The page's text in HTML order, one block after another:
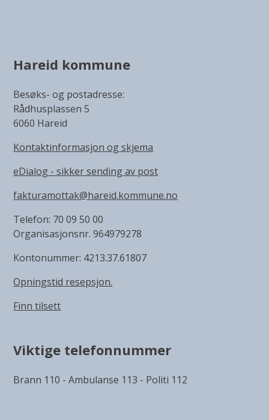
Hareid kommune
Besøks- og postadresse:
Rådhusplassen 5
6060 Hareid
Kontaktinformasjon og skjema
eDialog - sikker sending av post
fakturamottak@hareid.kommune.no
Telefon: 70 09 50 00
Organisasjonsnr. 964979278
Kontonummer: 4213.37.61807
Opningstid resepsjon.
Finn tilsett
Viktige telefonnummer
Brann 110 - Ambulanse 113 - Politi 112